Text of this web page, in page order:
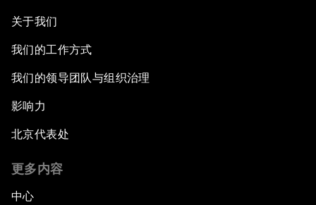
关于我们
我们的工作方式
我们的领导团队与组织治理
影响力
北京代表处
更多内容
中心